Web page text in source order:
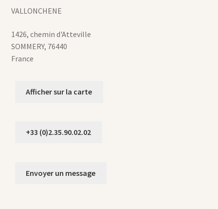
VALLONCHENE
1426, chemin d'Atteville
SOMMERY, 76440
France
Afficher sur la carte
+33 (0)2.35.90.02.02
Envoyer un message